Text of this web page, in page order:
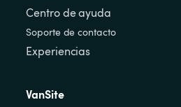
Centro de ayuda
Soporte de contacto
Experiencias
VanSite